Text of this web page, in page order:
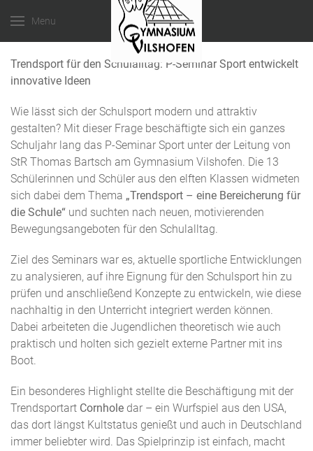
Menu
Trendsport für den Schulalltag: P-Seminar Sport entwickelt
innovative Ideen
Wie lässt sich der Schulsport modern und attraktiv
gestalten? Mit dieser Frage beschäftigte sich ein ganzes
Schuljahr lang das P-Seminar Sport unter der Leitung von
StR Thomas Bartsch am Gymnasium Vilshofen. Die 13
Schülerinnen und Schüler aus den elften Klassen widmeten
sich dabei dem Thema „Trendsport – eine Bereicherung für
die Schule“ und suchten nach neuen, motivierenden
Bewegungsangeboten für den Schulalltag.
Ziel des Seminars war es, aktuelle sportliche Entwicklungen
zu analysieren, auf ihre Eignung für den Schulsport hin zu
prüfen und anschließend Konzepte zu entwickeln, wie diese
nachhaltig in den Unterricht integriert werden können.
Dabei arbeiteten die Jugendlichen theoretisch wie auch
praktisch und holten sich gezielt externe Partner mit ins
Boot.
Ein besonderes Highlight stellte die Beschäftigung mit der
Trendsportart Cornhole dar – ein Wurfspiel aus den USA,
das dort längst Kultstatus genießt und auch in Deutschland
immer beliebter wird. Das Spielprinzip ist einfach, macht